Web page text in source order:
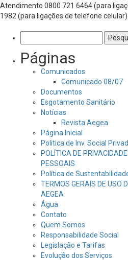
Atendimento 0800 721 6464 (para
1982 (para ligações de telefone
por:
Páginas
Comunicados
Comunicado 08/07
Documentos
Esgotamento Sanitário
Notícias
Revista Aegea
Página Inicial
Politica de Inv. Social
POLÍTICA DE
PESSOAIS
Política de
TERMOS GERAIS DE USO
AEGEA
Água
Contato
Quem Somos
Responsabilidade Social
Legislação e Tarifas
Evolução dos Serviços